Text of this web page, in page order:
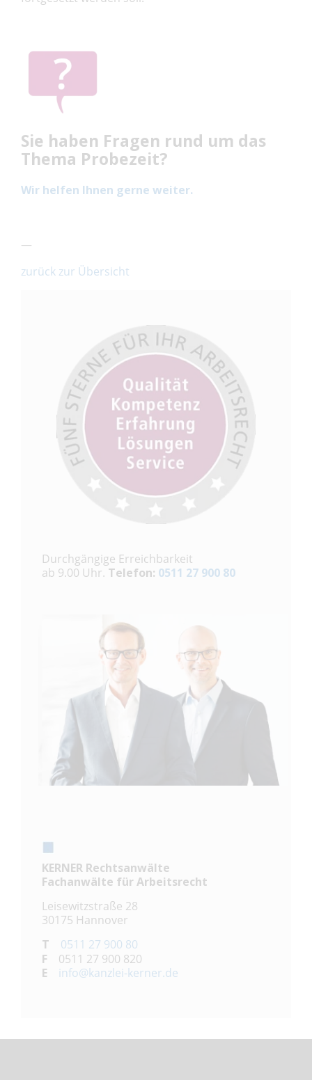
Sie haben Fragen rund um das
Thema Probezeit?
Wir helfen Ihnen gerne weiter.
—
zurück zur Übersicht
Durchgängige Erreichbarkeit
ab 9.00 Uhr. Telefon: 0511 27 900 80
KERNER Rechtsanwälte
Fachanwälte für Arbeitsrecht
Leisewitzstraße 28
30175 Hannover
T 0511 27 900 80
F 0511 27 900 820
E info@kanzlei-kerner.de